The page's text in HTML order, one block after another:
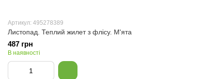
Артикул: 495278389
Листопад. Теплий жилет з флісу. М'ята
487 грн
В наявності